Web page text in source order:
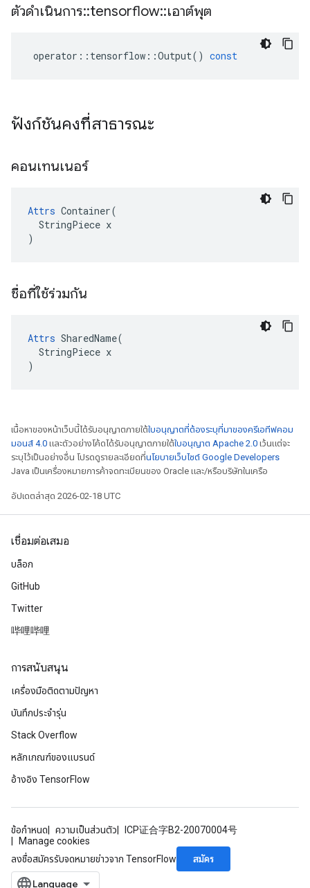
ตัวดำเนินการ::tensorflow::เอาต์พุต
operator :: tensorflow ::Output() const
ฟังก์ชันคงที่สาธารณะ
คอนเทนเนอร์
Attrs Container(
  StringPiece x
)
ชื่อที่ใช้ร่วมกัน
Attrs SharedName(
  StringPiece x
)
เนื้อหาของหน้าเว็บนี้ได้รับอนุญาตภายใต้ใบอนุญาตที่ต้องระบุที่มาของครีเอทีฟคอม
มอนส์ 4.0 และตัวอย่างโค้ดได้รับอนุญาตภายใต้ใบอนุญาต Apache 2.0 เว้นแต่จะ
ระบุไว้เป็นอย่างอื่น โปรดดูรายละเอียดที่นโยบายเว็บไซต์ Google Developers
Java เป็นเครื่องหมายการค้าจดทะเบียนของ Oracle และ/หรือบริษัทในเครือ
อัปเดตล่าสุด 2026-02-18 UTC
เชื่อมต่อเสมอ
บล็อก
GitHub
Twitter
哔哩哔哩
การสนับสนุน
เครื่องมือติดตามปัญหา
บันทึกประจำรุ่น
Stack Overflow
หลักเกณฑ์ของแบรนด์
อ้างอิง TensorFlow
ข้อกำหนด ความเป็นส่วนตัว
ICP证合字B2-20070004号
Manage cookies
ลงชื่อสมัครรับจดหมายข่าวจาก TensorFlow
สมัคร